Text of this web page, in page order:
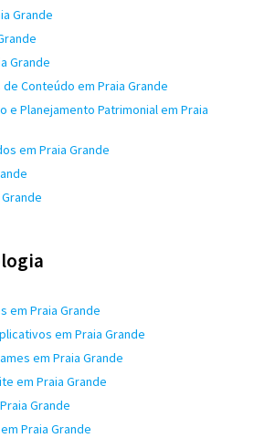
Grande
Grande
Conteúdo em Praia Grande
e Planejamento Patrimonial em Praia
em Praia Grande
em Praia Grande
em Praia Grande
em Praia Grande
em Praia Grande
Grande
Praia Grande